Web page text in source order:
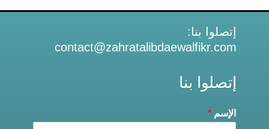
إتصلوا بنا:
contact@zahratalibdaewalfikr.com
إتصلوا بنا
الإسم *